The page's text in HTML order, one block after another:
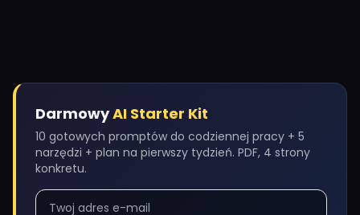
DarmowyAI Starter Kit
10 gotowych promptów do codziennej pracy + 5
narzędzi + plan na pierwszy tydzień. PDF, 4 strony
konkretu.